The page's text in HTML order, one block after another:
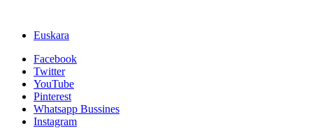
Euskara
Facebook
Twitter
YouTube
Pinterest
Whatsapp Bussines
Instagram